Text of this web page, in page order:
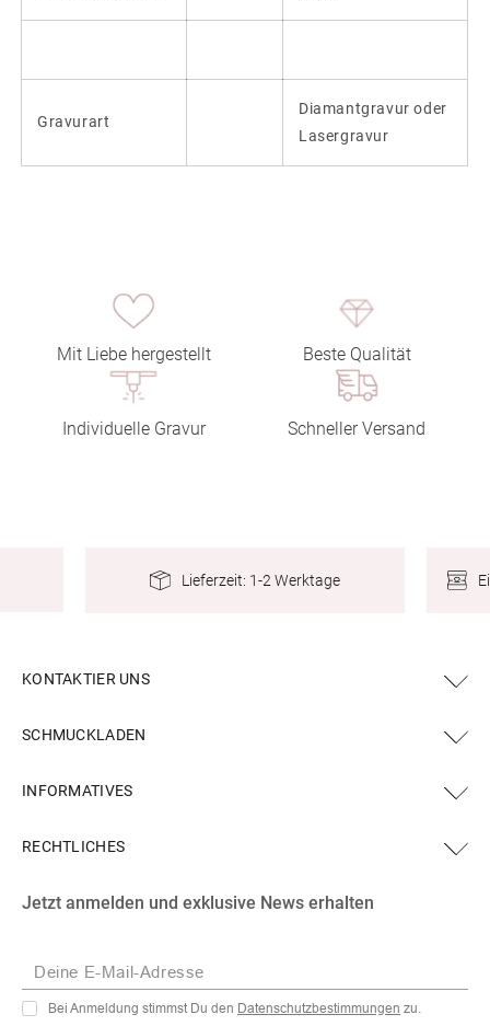
Gravurart
Diamantgravur oder
Lasergravur
Mit Liebe hergestellt Beste Qualität
Individuelle Gravur Schneller Versand
Lieferzeit: 1-2 Werktage
KONTAKTIER UNS
Facebook
Instagram
YouTube
X
Pinterest
SCHMUCKLADEN
INFORMATIVES
RECHTLICHES
Jetzt anmelden und exklusive News erhalten
Deine E-Mail-Adresse
Bei Anmeldung stimmst Du den Datenschutzbestimmungen zu.